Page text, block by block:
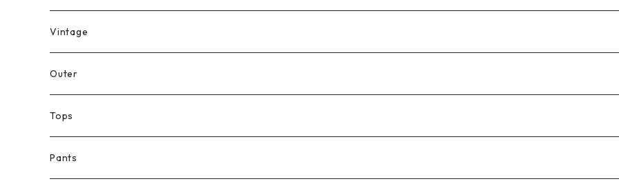
ミリタリーデッドストック
アウター
デニムジャケット
ミリタリージャケット
トップス
半袖シャツ
パンツ
Vintage
Jacket
Tee
Sweat Shirts
Outer
コート
デニムジャケット
Tops
Tシャツ
Pants